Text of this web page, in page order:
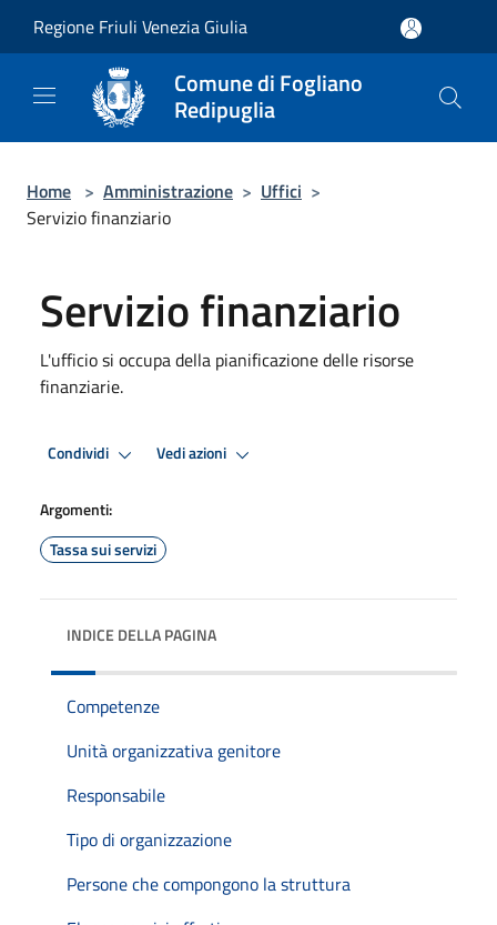
Regione Friuli Venezia Giulia
Comune di Fogliano
Redipuglia
Home > Amministrazione > Uffici >
Servizio finanziario
Servizio finanziario
L'ufficio si occupa della pianificazione delle risorse
finanziarie.
Condividi Vedi azioni
Argomenti:
Tassa sui servizi
INDICE DELLA PAGINA
Competenze
Unità organizzativa genitore
Responsabile
Tipo di organizzazione
Persone che compongono la struttura